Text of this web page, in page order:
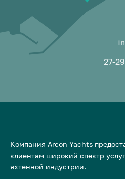
27-
Компания Arcon Yachts
клиентам широкий спектр
яхтенной индустрии.